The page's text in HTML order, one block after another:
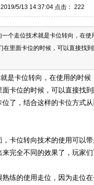
5/13 14:37:04 点击： 222
个走位技术就是卡位转向，在
里面卡位的时候，可以直接找
是卡位转向，在使用的时
卡位的时候，可以直接找
了，结合这样的卡位方式
卡位转向技术的使用可以
完全不同的效果了，玩家
练的使用走位，因为走位